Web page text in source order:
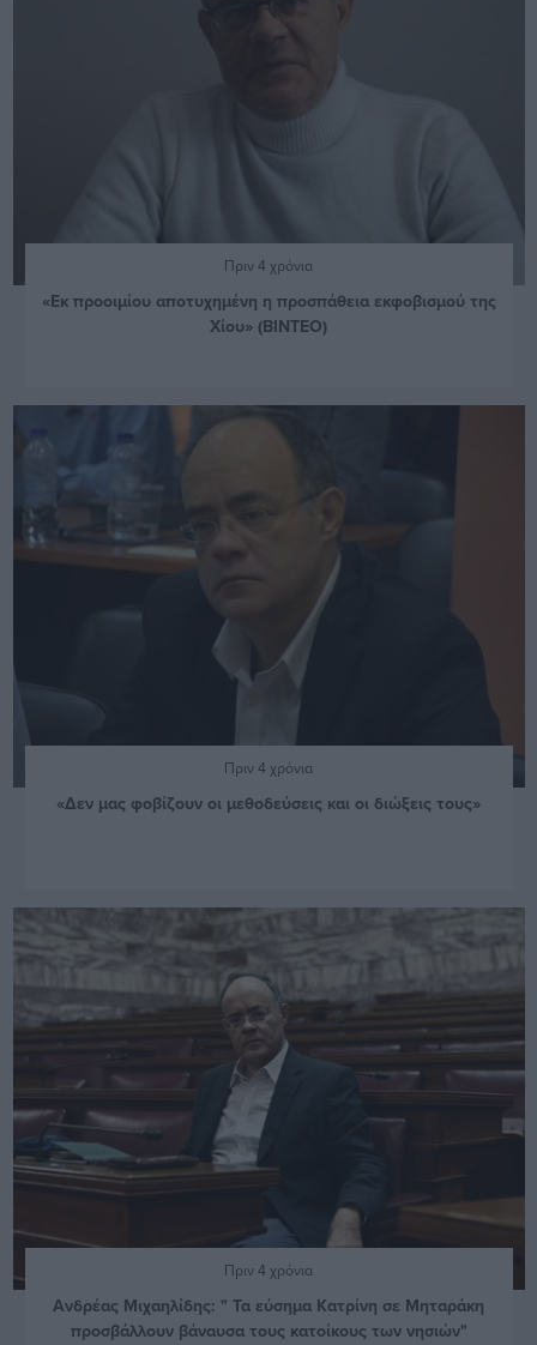
Πριν 4 χρόνια
«Εκ προοιμίου αποτυχημένη η προσπάθεια εκφοβισμού της
Χίου» (ΒΙΝΤΕΟ)
Πριν 4 χρόνια
«Δεν μας φοβίζουν οι μεθοδεύσεις και οι διώξεις τους»
Πριν 4 χρόνια
Ανδρέας Μιχαηλίδης: " Τα εύσημα Κατρίνη σε Μηταράκη
προσβάλλουν βάναυσα τους κατοίκους των νησιών"